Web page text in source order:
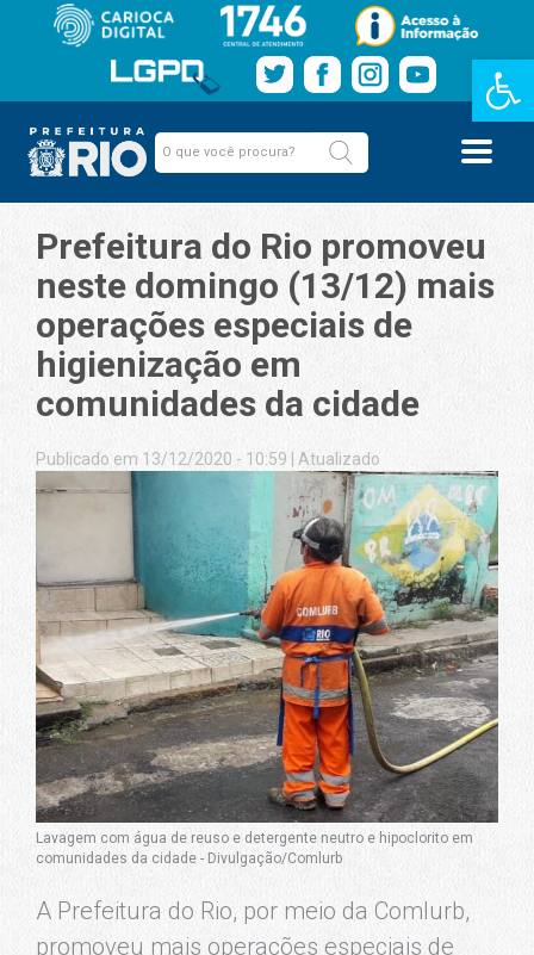
Barra de
Prefeitura do Rio promoveu
neste domingo (13/12) mais
operações especiais de
higienização em
comunidades da cidade
Publicado em 13/12/2020 - 10:59 Atualizado
Lavagem com água de reuso e detergente neutro e hipoclorito em
comunidades da cidade - Divulgação/Comlurb
A Prefeitura do Rio, por meio da Comlurb,
promoveu mais operações especiais de